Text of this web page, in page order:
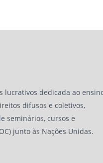
lucrativos dedicada ao
difusos e coletivos,
seminários, cursos e
junto às Nações Unidas.